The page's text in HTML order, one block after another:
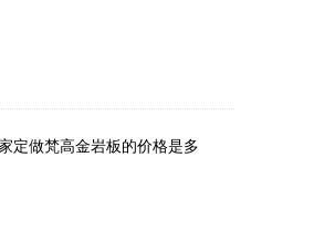
定做梵高金岩板的价格是多